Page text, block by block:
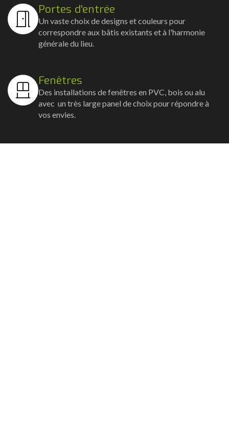
Portes d'entrée
Un vaste choix de designs et couleurs pour
correspondre aux bâtis existants et à l'harmonie
générale du lieu.
Fenêtres
Des installations de fenêtres en PVC, bois ou alu
avec un très large panel de choix pour répondre à
vos envies.